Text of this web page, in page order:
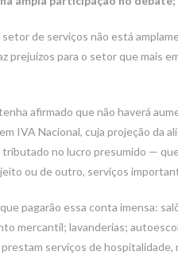
de serviços não está
para o setor que mais
afirmado que não haverá
IVA Nacional, cuja projeção da
no lucro presumido —
ou de outro, serviços
pagarão essa conta imensa:
mercantil; lavanderias;
serviços de